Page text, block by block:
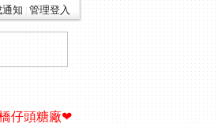
知 管理登入
了一艘遊艇
仔頭糖廠❤